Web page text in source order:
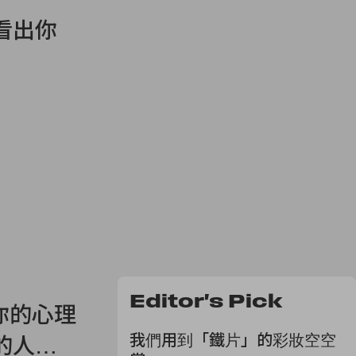
出你
的心理
人…
Editor's Pick
我們用到「鐵片」的彩妝空空